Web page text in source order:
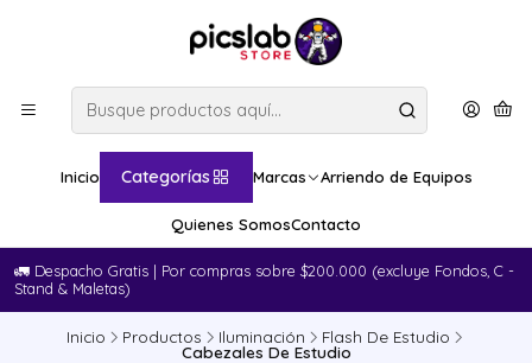
Inicio Categorías Marcas Arriendo de Equipos
Quienes SomosContacto
🚛​ Despacho Gratis | Por compras sobre $200.000 (excluye Fondos, C -
Stand & Maletas)
Inicio Productos Iluminación Flash De Estudio
Cabezales De Estudio